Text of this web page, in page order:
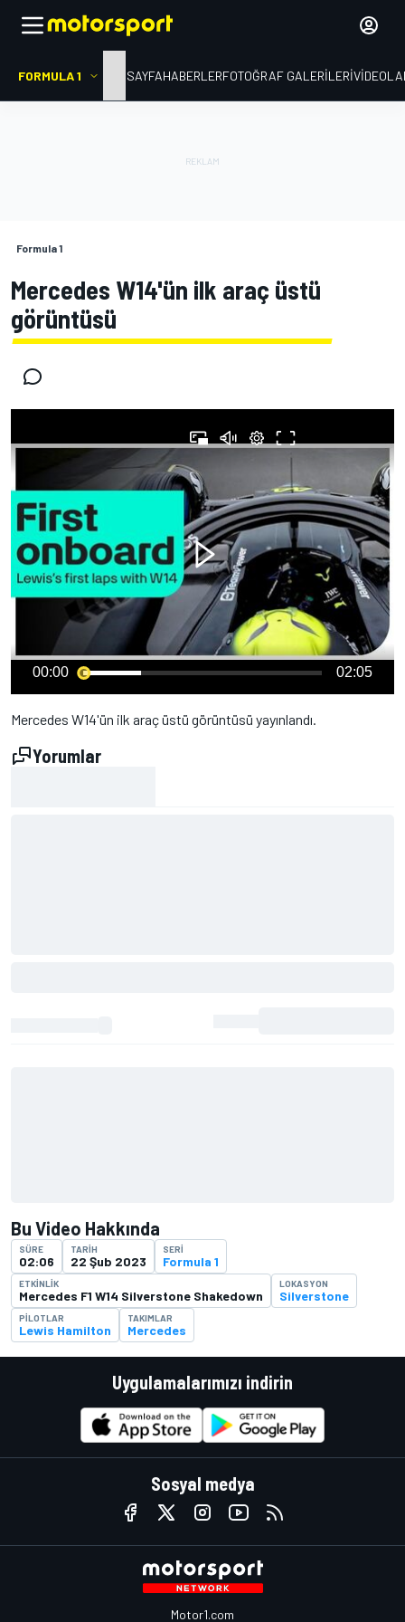
FORMULA 1 ANA SAYFAHABERLERFOTOĞRAF GALERILERI
Formula 1
Mercedes W14'ün ilk araç üstü
görüntüsü
00:00 02:05
Mercedes W14'ün ilk araç üstü görüntüsü yayınlandı.
Yorumlar
Bu Video Hakkında
SÜRE
02:06
TARIH
22 Şub 2023
SERI
Formula 1
ETKINLIK
Mercedes F1 W14 Silverstone Shakedown
LOKASYON
Silverstone
PILOTLAR
Lewis Hamilton
TAKIMLAR
Mercedes
Uygulamalarımızı indirin
Sosyal medya
Motor1.com